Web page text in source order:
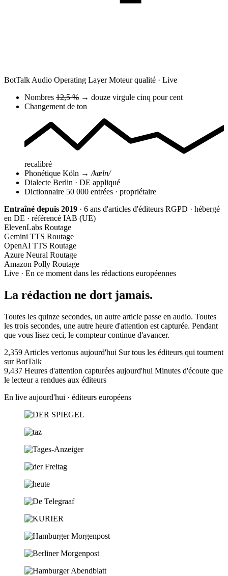
BotTalk Audio Operating Layer Moteur qualité · Live
Nombres 12,5 % → douze virgule cinq pour cent
Changement de ton
recalibré
Phonétique Köln → /kœln/
Dialecte Berlin · DE appliqué
Dictionnaire 50 000 entrées · propriétaire
Entraîné depuis 2019 · 6 ans d'articles d'éditeurs RGPD · hébergé
en DE · référencé IAB (UE)
ElevenLabs Routage
Gemini TTS Routage
OpenAI TTS Routage
Azure Neural Routage
Amazon Polly Routage
Live · En ce moment dans les rédactions européennes
La rédaction ne dort jamais.
Toutes les quinze secondes, un autre article passe en audio. Toutes
les trois secondes, une autre heure d'attention est capturée. Pendant
que vous lisez ceci, le compteur continue d'avancer.
2,359 Articles vertonus aujourd'hui Sur tous les éditeurs qui tournent
sur BotTalk
9,437 Heures d'attention capturées aujourd'hui Minutes d'écoute que
le lecteur a rendues aux éditeurs
En live aujourd'hui · éditeurs européens